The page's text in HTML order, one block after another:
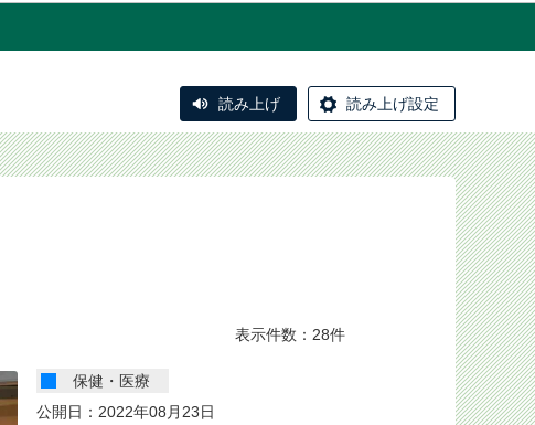
読み上げ 読み上げ設定
表示件数：28件
保健・医療
公開日：2022年08月23日